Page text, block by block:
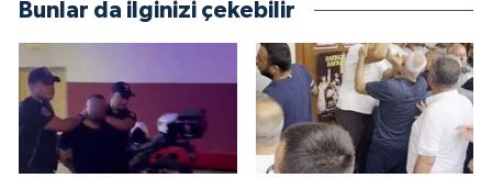
Bunlar da ilginizi çekebilir